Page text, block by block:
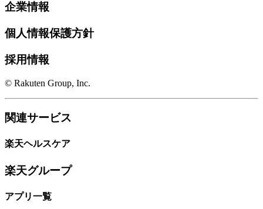
企業情報
個人情報保護方針
採用情報
© Rakuten Group, Inc.
関連サービス
楽天ヘルスケア
楽天グループ
アプリ一覧